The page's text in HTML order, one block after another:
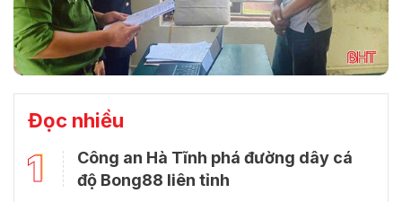
Đọc nhiều
1
Công an Hà Tĩnh phá đường dây cá
độ Bong88 liên tỉnh